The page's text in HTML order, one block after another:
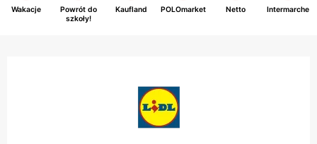
Wakacje
Powrót do
szkoły!
Kaufland POLOmarket Netto Intermarche